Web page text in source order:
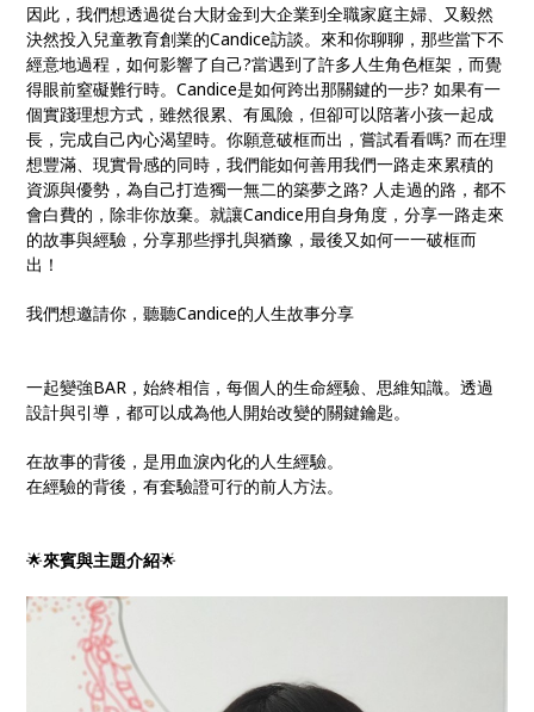
因此，我們想透過從台大財金到大企業到全職家庭主婦、又毅然
決然投入兒童教育創業的Candice訪談。來和你聊聊，那些當下不
經意地過程，如何影響了自己?當遇到了許多人生角色框架，而覺
得眼前窒礙難行時。Candice是如何跨出那關鍵的一步? 如果有一
個實踐理想方式，雖然很累、有風險，但卻可以陪著小孩一起成
長，完成自己內心渴望時。你願意破框而出，嘗試看看嗎? 而在理
想豐滿、現實骨感的同時，我們能如何善用我們一路走來累積的
資源與優勢，為自己打造獨一無二的築夢之路? 人走過的路，都不
會白費的，除非你放棄。就讓Candice用自身角度，分享一路走來
的故事與經驗，分享那些掙扎與猶豫，最後又如何一一破框而
出！
我們想邀請你，聽聽Candice的人生故事分享
一起變強BAR，始終相信，每個人的生命經驗、思維知識。透過
設計與引導，都可以成為他人開始改變的關鍵鑰匙。
在故事的背後，是用血淚內化的人生經驗。
在經驗的背後，有套驗證可行的前人方法。
🌟來賓與主題介紹🌟